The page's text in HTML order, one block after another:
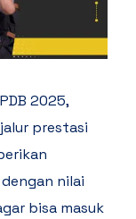
2025,
prestasi
nilai
bisa masuk